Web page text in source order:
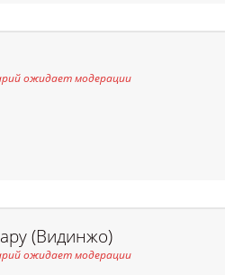
ожидает модерации
(Видинжо)
ожидает модерации